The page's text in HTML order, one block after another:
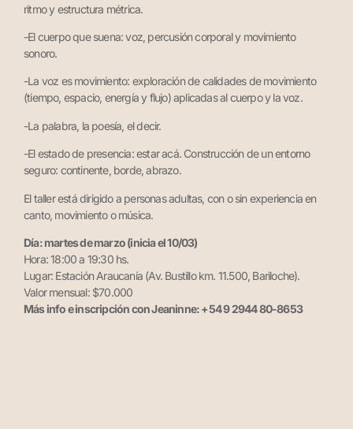
ritmo y estructura métrica.
-El cuerpo que suena: voz, percusión corporal y movimiento
sonoro.
-La voz es movimiento: exploración de calidades de movimiento
(tiempo, espacio, energía y flujo) aplicadas al cuerpo y la voz.
-La palabra, la poesía, el decir.
-El estado de presencia: estar acá. Construcción de un entorno
seguro: continente, borde, abrazo.
El taller está dirigido a personas adultas, con o sin experiencia en
canto, movimiento o música.
Día: martes de marzo (inicia el 10/03)
Hora: 18:00 a 19:30 hs.
Lugar: Estación Araucanía (Av. Bustillo km. 11.500, Bariloche).
Valor mensual: $70.000
Más info e inscripción con Jeaninne: +54 9 2944 80-8653